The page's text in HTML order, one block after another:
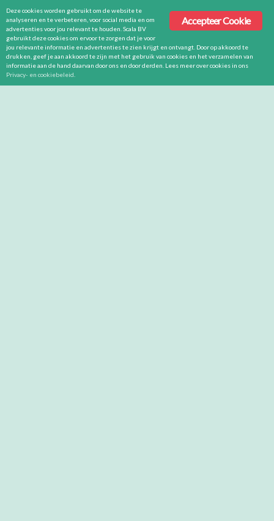
Accepteer Cookie
Deze cookies worden gebruikt om de website te
analyseren en te verbeteren, voor social media en om
advertenties voor jou relevant te houden. Scala BV
gebruikt deze cookies om ervoor te zorgen dat je voor
jou relevante informatie en advertenties te zien krijgt en ontvangt. Door op akkoord te
drukken, geef je aan akkoord te zijn met het gebruik van cookies en het verzamelen van
informatie aan de hand daarvan door ons en door derden. Lees meer over cookies in ons
Privacy- en cookiebeleid